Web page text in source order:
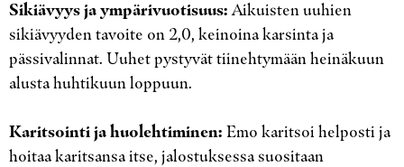
Sikiävyys ja ympärivuotisuus:Aikuisten uuhien
sikiävyyden tavoite on 2,0, keinoina karsinta ja
pässivalinnat. Uuhet pystyvät tiinehtymään heinäkuun
alusta huhtikuun loppuun.
Karitsointi ja huolehtiminen: Emo karitsoi helposti ja
hoitaa karitsansa itse, jalostuksessa suositaan